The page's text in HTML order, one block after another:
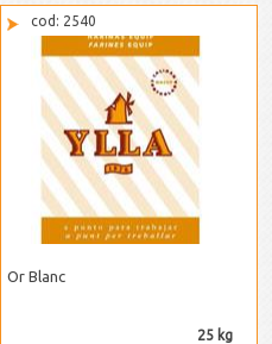
cod: 2540
Or Blanc
25 kg